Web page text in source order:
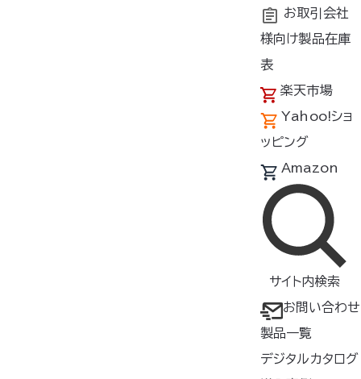
お取引会社
様向け製品在庫
表
楽天市場
Yahoo!ショ
ッピング
Amazon
サイト内検索
お問い合わせ
製品一覧
デジタルカタログ
ファンオプションパーツ
ファンスペーサー
上に衣服を着用する際
に、ファンの空気取込口を確保す
▸ 重量は2個で約16gと軽量で
FA25112シリーズ / FA2411